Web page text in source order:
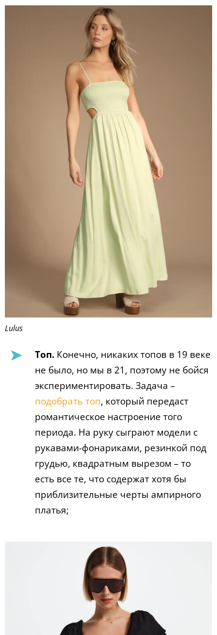
Lulus
Топ. Конечно, никаких топов в 19 веке
не было, но мы в 21, поэтому не бойся
экспериментировать. Задача –
подобрать топ, который передаст
романтическое настроение того
периода. На руку сыграют модели с
рукавами-фонариками, резинкой под
грудью, квадратным вырезом – то
есть все те, что содержат хотя бы
приблизительные черты ампирного
платья;